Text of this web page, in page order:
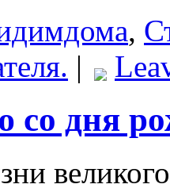
,
|
со дня